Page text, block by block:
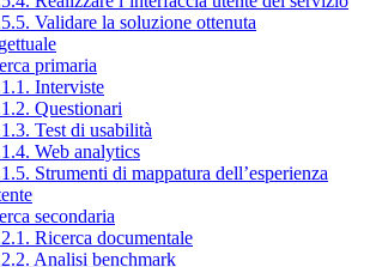
Validare la soluzione ottenuta
primaria
Interviste
Questionari
Test di usabilità
Web analytics
Strumenti di mappatura dell’esperienza
secondaria
Ricerca documentale
Analisi benchmark